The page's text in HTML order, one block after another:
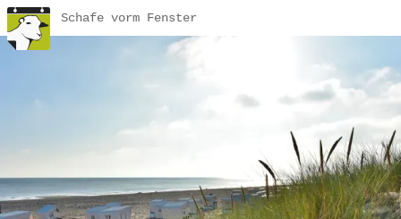
Schafe vorm Fenster